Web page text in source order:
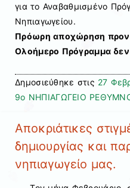
για το Αναβαθμισμένο
Νηπιαγωγείου.
Πρόωρη αποχώρηση
Ολοήμερο Πρόγραμμα
Δημοσιεύθηκε στις 27
9ο ΝΗΠΙΑΓΩΓΕΙΟ
Αποκριάτικες
δημιουργίας και
νηπιαγωγείο μας.